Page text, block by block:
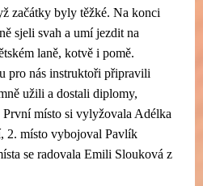
začátky byly těžké. Na konci
sjeli svah a umí jezdit na
laně, kotvě i pomě.
pro nás instruktoři připravili
užili a dostali diplomy,
První místo si vylyžovala Adélka
2. místo vybojoval Pavlík
se radovala Emili Slouková z